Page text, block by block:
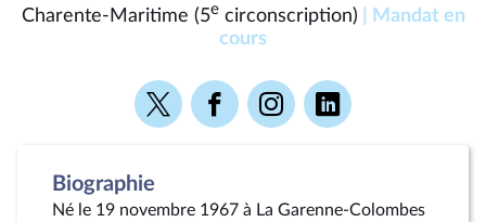
Charente-Maritime (5ecirconscription)
| Mandat en
cours
Voir
la
Voir
la
Voir
la
Voir
la
Biographie
Né le 19 novembre 1967 à La Garenne-Colombes